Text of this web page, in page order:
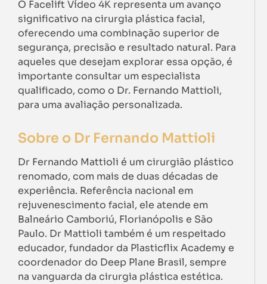
O Facelift Vídeo 4K representa um avanço
significativo na cirurgia plástica facial,
oferecendo uma combinação superior de
segurança, precisão e resultado natural. Para
aqueles que desejam explorar essa opção, é
importante consultar um especialista
qualificado, como o Dr. Fernando Mattioli,
para uma avaliação personalizada.
Sobre o Dr Fernando Mattioli
Dr Fernando Mattioli é um cirurgião plástico
renomado, com mais de duas décadas de
experiência. Referência nacional em
rejuvenescimento facial, ele atende em
Balneário Camboriú, Florianópolis e São
Paulo. Dr Mattioli também é um respeitado
educador, fundador da Plasticflix Academy e
coordenador do Deep Plane Brasil, sempre
na vanguarda da cirurgia plástica estética.